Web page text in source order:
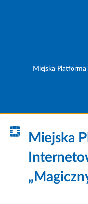
Miejska
Miejska